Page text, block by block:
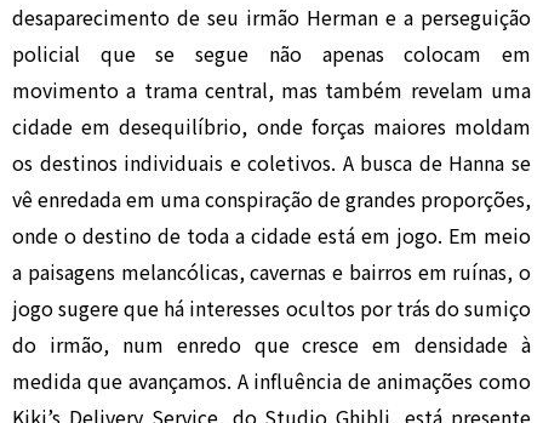
desaparecimento de seu irmão Herman e a perseguição
policial que se segue não apenas colocam em
movimento a trama central, mas também revelam uma
cidade em desequilíbrio, onde forças maiores moldam
os destinos individuais e coletivos. A busca de Hanna se
vê enredada em uma conspiração de grandes proporções,
onde o destino de toda a cidade está em jogo. Em meio
a paisagens melancólicas, cavernas e bairros em ruínas, o
jogo sugere que há interesses ocultos por trás do sumiço
do irmão, num enredo que cresce em densidade à
medida que avançamos. A influência de animações como
Kiki’s Delivery Service, do Studio Ghibli, está presente